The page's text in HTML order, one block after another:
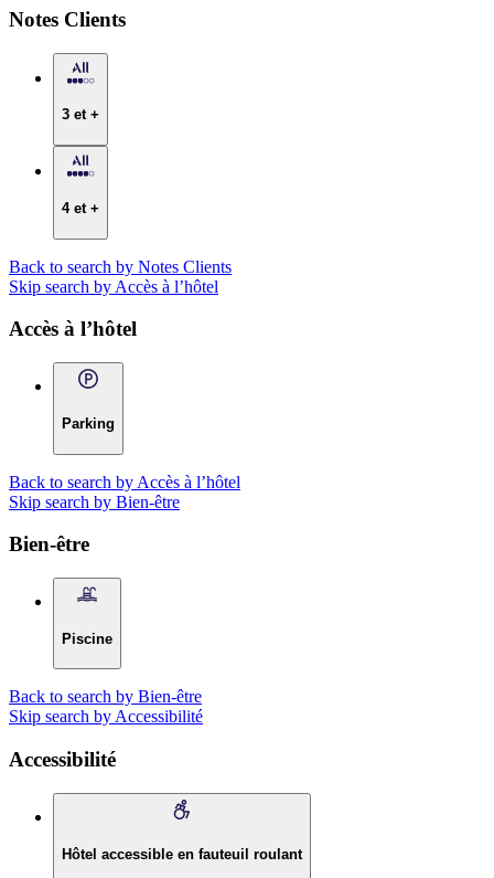
Notes Clients
3 et +
4 et +
Back to search by Notes Clients
Skip search by Accès à l’hôtel
Accès à l’hôtel
Parking
Back to search by Accès à l’hôtel
Skip search by Bien-être
Bien-être
Piscine
Back to search by Bien-être
Skip search by Accessibilité
Accessibilité
Hôtel accessible en fauteuil roulant